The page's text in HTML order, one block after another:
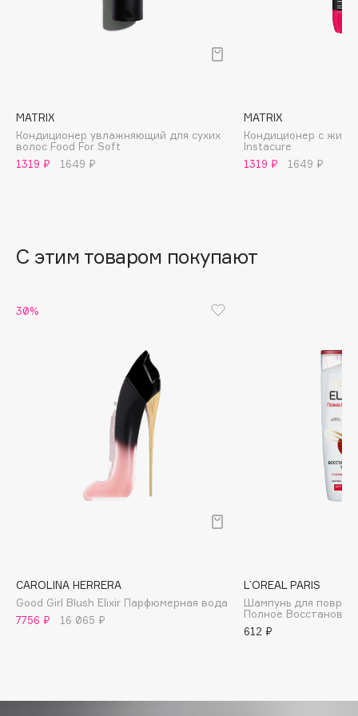
Banderas
Basicare
Batiste
beautyblender
Biodance
Boadicea The Victorious
Bvlgari
by TERRY
MATRIX
Кондиционер увлажняющий для сухих
волос Food For Soft
1319 ₽
1649 ₽
MATRIX
Кондиционер с
Instacure
1319 ₽
1649 ₽
С этим товаром покупают
30%
CAROLINA HERRERA
Good Girl Blush Elixir Парфюмерная вода
7756 ₽
16 065 ₽
L’OREAL PARIS
Шампунь для
Полное
612 ₽